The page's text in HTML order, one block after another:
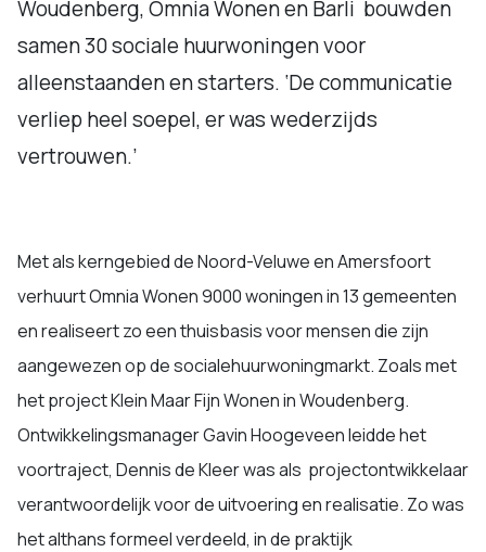
Woudenberg, Omnia Wonen en Barli bouwden
samen 30 sociale huurwoningen voor
alleenstaanden en starters. ‘De communicatie
verliep heel soepel, er was wederzijds
vertrouwen.’
Met als kerngebied de Noord-Veluwe en Amersfoort
verhuurt Omnia Wonen 9000 woningen in 13 gemeenten
en realiseert zo een thuisbasis voor mensen die zijn
aangewezen op de socialehuurwoningmarkt. Zoals met
het project Klein Maar Fijn Wonen in Woudenberg.
Ontwikkelingsmanager Gavin Hoogeveen leidde het
voortraject, Dennis de Kleer was als projectontwikkelaar
verantwoordelijk voor de uitvoering en realisatie. Zo was
het althans formeel verdeeld, in de praktijk